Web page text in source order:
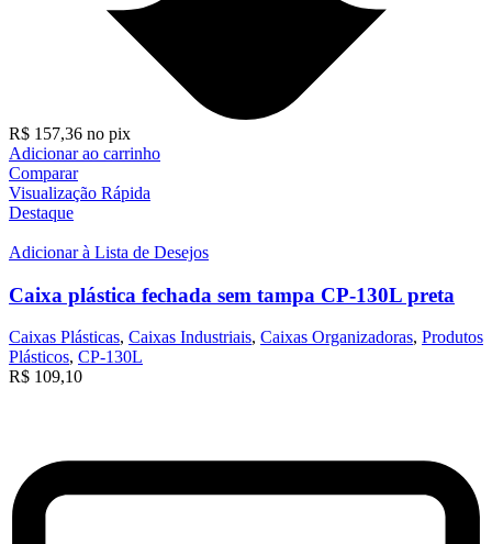
R$ 157,36 no pix
Adicionar ao carrinho
Comparar
Visualização Rápida
Destaque
Adicionar à Lista de Desejos
Caixa plástica fechada sem tampa CP-130L preta
Caixas Plásticas, Caixas Industriais, Caixas Organizadoras, Produtos
Plásticos, CP-130L
R$ 109,10